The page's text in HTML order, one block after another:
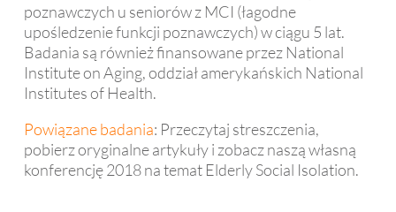
poznawczych u seniorów z MCI (łagodne
upośledzenie funkcji poznawczych) w ciągu 5 lat.
Badania są również finansowane przez National
Institute on Aging, oddział amerykańskich National
Institutes of Health.
Powiązane badania: Przeczytaj streszczenia,
pobierz oryginalne artykuły i zobacz naszą własną
konferencję 2018 na temat Elderly Social Isolation.